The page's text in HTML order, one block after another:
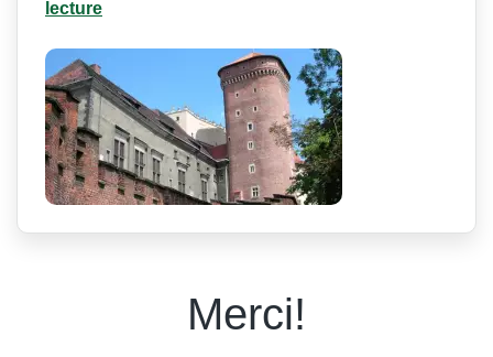
lecture
Merci!